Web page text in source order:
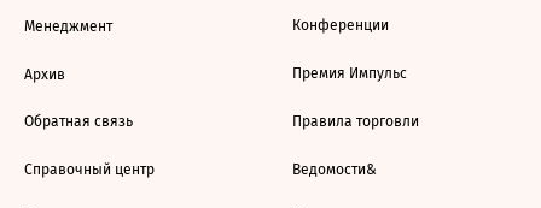
Менеджмент
Архив
Обратная связь
Справочный центр
Конференции
Премия Импульс
Правила торговли
Ведомости&